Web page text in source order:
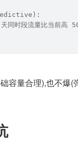
同时段流量比当前高
容量合理),也不爆(